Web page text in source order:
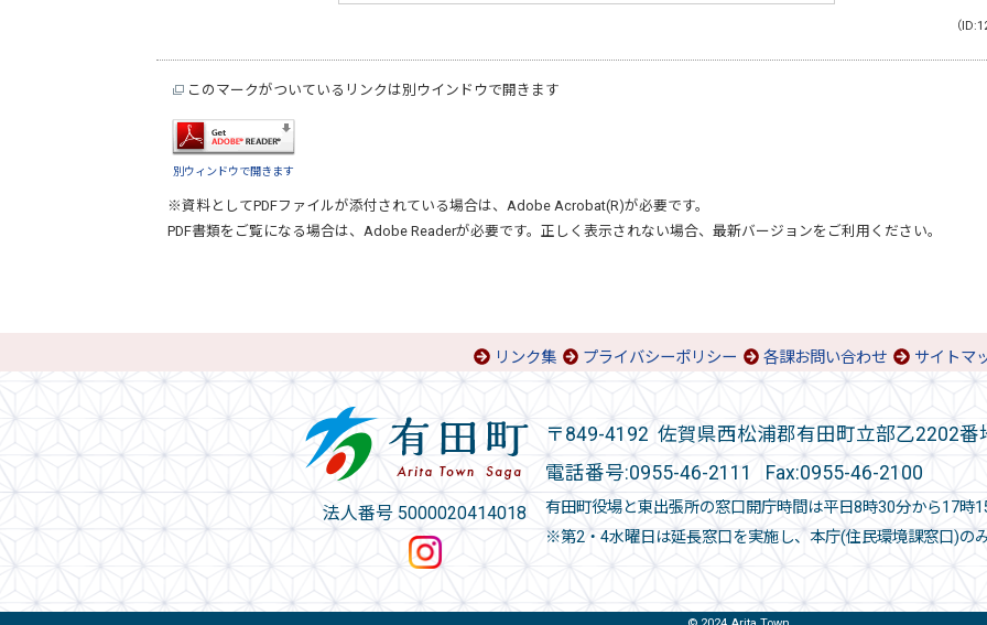
（
このマークがついているリンクは別ウインドウで開きます
別ウィンドウで開きます
※資料としてPDFファイルが添付されている場合は、 Adobe Acrobat(R)が必要です。
PDF書類をご覧になる場合は、 Adobe Readerが必要です。正しく表示されない場合、最新バージョンをご利用ください。
リンク集 プライバシーポリシー 各課お問い合わせ サイトマ
法人番号 5000020414018
〒849-4192 佐賀県西松浦郡有田町立部乙2202番
電話番号:0955-46-2111 Fax:0955-46-2100
有田町役場と東出張所の窓口開庁時間は平日8時30分から17時
※第2・4水曜日は延長窓口を実施し、本庁(住民環境課窓口)の